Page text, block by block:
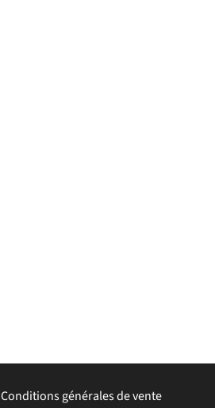
Conditions générales de vente